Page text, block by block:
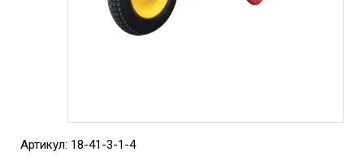
Артикул: 18-41-3-1-4